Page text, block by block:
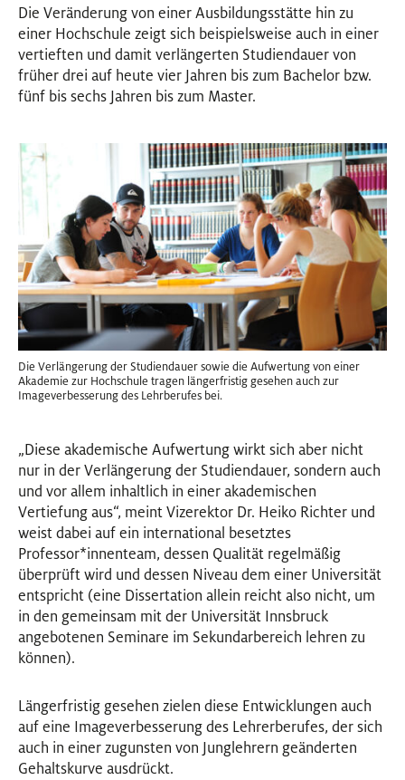
Die Veränderung von einer Ausbildungsstätte hin zu
einer Hochschule zeigt sich beispielsweise auch in einer
vertieften und damit verlängerten Studiendauer von
früher drei auf heute vier Jahren bis zum Bachelor bzw.
fünf bis sechs Jahren bis zum Master.
Die Verlängerung der Studiendauer sowie die Aufwertung von einer
Akademie zur Hochschule tragen längerfristig gesehen auch zur
Imageverbesserung des Lehrberufes bei.
„Diese akademische Aufwertung wirkt sich aber nicht
nur in der Verlängerung der Studiendauer, sondern auch
und vor allem inhaltlich in einer akademischen
Vertiefung aus“, meint Vizerektor Dr. Heiko Richter und
weist dabei auf ein international besetztes
Professor*innenInnen
team, dessen Qualität regelmäßig
überprüft wird und dessen Niveau dem einer Universität
entspricht (eine Dissertation allein reicht also nicht, um
in den gemeinsam mit der Universität Innsbruck
angebotenen Seminare im Sekundarbereich lehren zu
können).
Längerfristig gesehen zielen diese Entwicklungen auch
auf eine Imageverbesserung des Lehrerberufes, der sich
auch in einer zugunsten von Junglehrern geänderten
Gehaltskurve ausdrückt.